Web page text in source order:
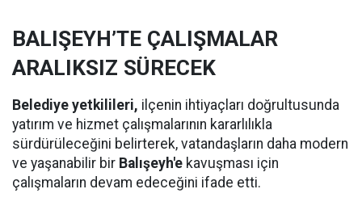
BALIŞEYH’TE ÇALIŞMALAR
ARALIKSIZ SÜRECEK
Belediye yetkilileri, ilçenin ihtiyaçları doğrultusunda
yatırım ve hizmet çalışmalarının kararlılıkla
sürdürüleceğini belirterek, vatandaşların daha modern
ve yaşanabilir bir Balışeyh'e kavuşması için
çalışmaların devam edeceğini ifade etti.